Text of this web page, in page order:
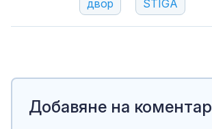
двор STIGA
Добавяне на коментар